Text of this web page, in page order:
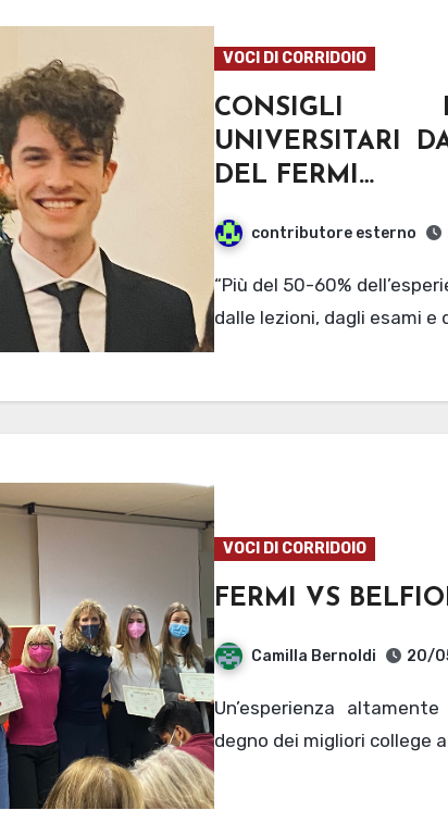
VOCI DI CORRIDOIO
CONSIGLI
UNIVERSITARI
DEL FERMI…
contributore esterno
“Più del 50-60% dell’esperienza universitaria prescinde
dalle lezioni, dagli esami e
VOCI DI CORRIDOIO
FERMI VS
Camilla Bernoldi 20/
Un’esperienza altamente formativa e un dibattito
degno dei migliori college